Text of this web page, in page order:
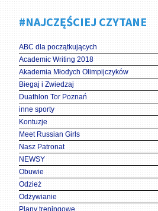
#NAJCZĘŚCIEJ CZYTANE
ABC dla początkujących
Academic Writing 2018
Akademia Młodych Olimpijczyków
Biegaj i Zwiedzaj
Duathlon Tor Poznań
inne sporty
Kontuzje
Meet Russian Girls
Nasz Patronat
NEWSY
Obuwie
Odzież
Odżywianie